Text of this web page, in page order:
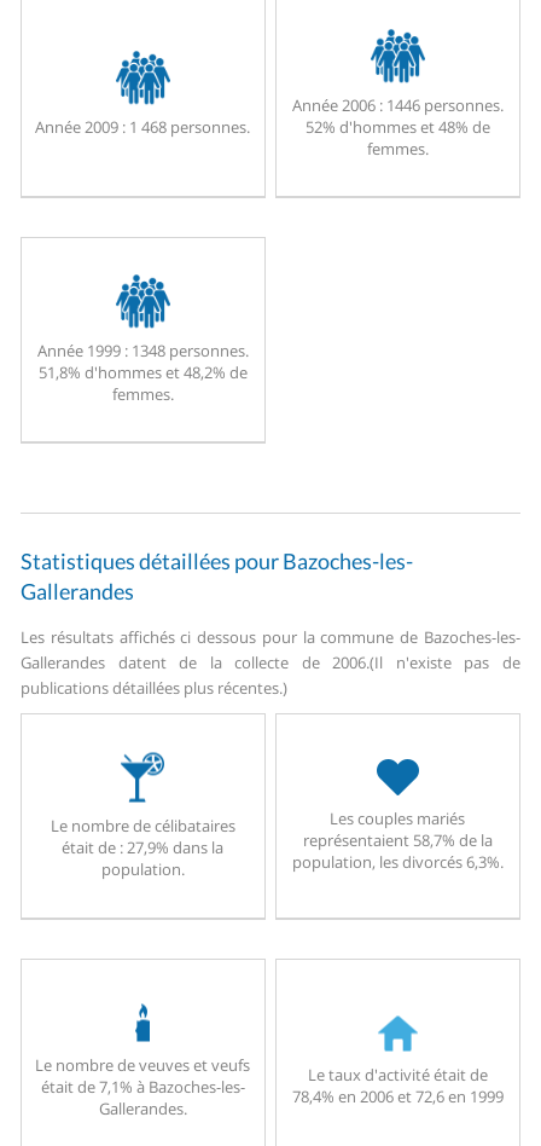
Année 2009 : 1 468 personnes.
Année 2006 :1446 personnes.
52% d'hommes et 48% de
femmes.
Année 1999 :1348 personnes.
51,8% d'hommes et 48,2% de
femmes.
Statistiques détaillées pour Bazoches-les-
Gallerandes
Les résultats affichés ci dessous pour la commune de Bazoches-les-
Gallerandes datent de la collecte de 2006.(Il n'existe pas de
publications détaillées plus récentes.)
Le nombre de célibataires
était de : 27,9% dans la
population.
Les couples mariés
représentaient 58,7% de la
population, les divorcés 6,3%.
Le nombre de veuves et veufs
était de 7,1% à Bazoches-les-
Gallerandes.
Le taux d'activité était de
78,4% en 2006 et 72,6 en 1999